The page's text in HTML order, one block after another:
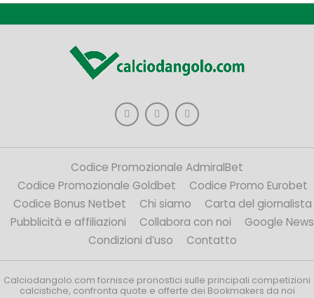
Codice Promozionale AdmiralBet
Codice Promozionale Goldbet
Codice Promo Eurobet
Codice Bonus Netbet
Chi siamo
Carta del giornalista
Pubblicità e affiliazioni
Collabora con noi
Google News
Condizioni d’uso
Contatto
Calciodangolo.com fornisce pronostici sulle principali competizioni
calcistiche, confronta quote e offerte dei Bookmakers da noi